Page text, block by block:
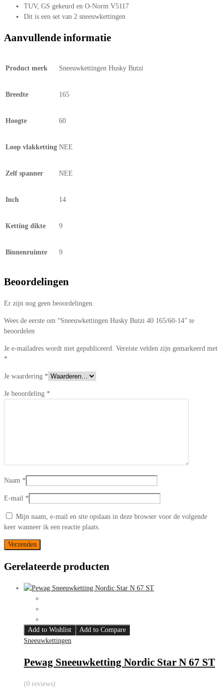
TUV, GS gekeurd en O-Norm V5117
Dit is een set van 2 sneeuwkettingen
Aanvullende informatie
Product merk Sneeuwkettingen Husky Butzi
Breedte 165
Hoogte 60
Loop vlakketting NEE
Zelf spanner NEE
Inch 14
Ketting dikte 9
Binnenruimte 9
Beoordelingen
Er zijn nog geen beoordelingen.
Wees de eerste om “Sneeuwkettingen Husky Butzi 40 165/60-14” te
beoordelen
Je e-mailadres wordt niet gepubliceerd. Vereiste velden zijn gemarkeerd met
*
Je waardering *
Je beoordeling *
Naam *
E-mail *
Mijn naam, e-mail en site opslaan in deze browser voor de volgende
keer wanneer ik een reactie plaats.
Gerelateerde producten
Add to Wishlist
Add to Compare
Sneeuwkettingen
Pewag Sneeuwketting Nordic Star N 67 ST
(0 reviews)